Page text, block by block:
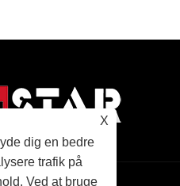
X
dig en bedre
trafik på
Ved at bruge